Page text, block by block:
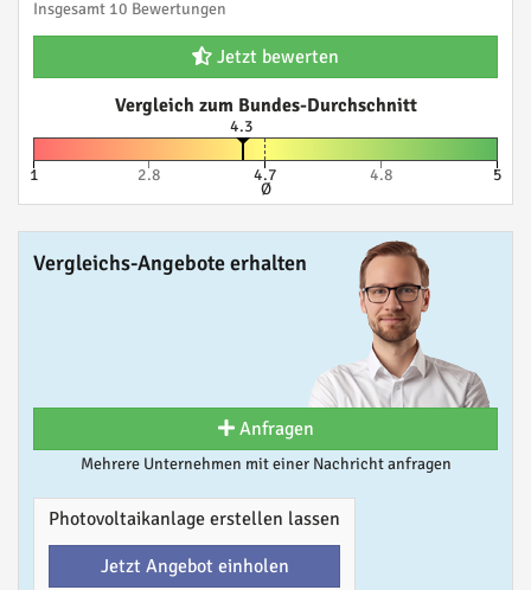
Insgesamt 10 Bewertungen
Jetzt bewerten
Vergleich zum Bundes-Durchschnitt
4.3
1 2.8 4.7
Ø
4.8 5
Vergleichs-Angebote erhalten
Anfragen
Mehrere Unternehmen mit einer Nachricht anfragen
Photovoltaikanlage erstellen lassen
Jetzt Angebot einholen